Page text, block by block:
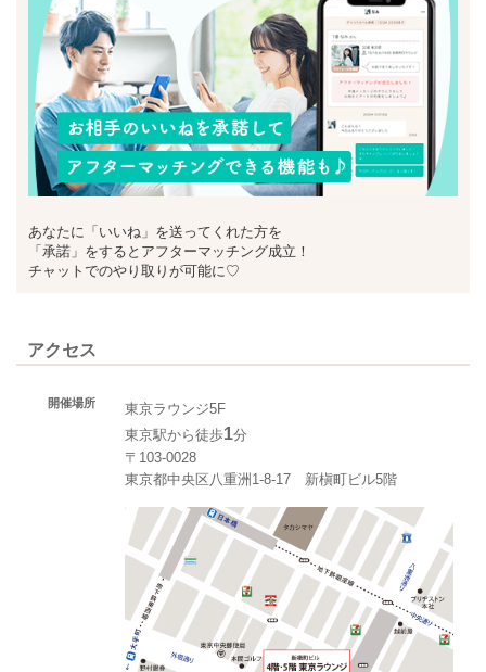
あなたに「いいね」を送ってくれた方を
「承諾」をするとアフターマッチング成立！
チャットでのやり取りが可能に♡
アクセス
開催場所
東京ラウンジ5F
東京駅から徒歩1分
〒103-0028
東京都中央区八重洲1-8-17 新槇町ビル5階